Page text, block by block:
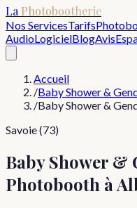
La Photobootherie
Nos ServicesTarifs
AudioLogicielBlogAvis
Accueil
/Baby Shower &
/Baby Shower &
Savoie (73)
Baby Shower &
Photobooth à